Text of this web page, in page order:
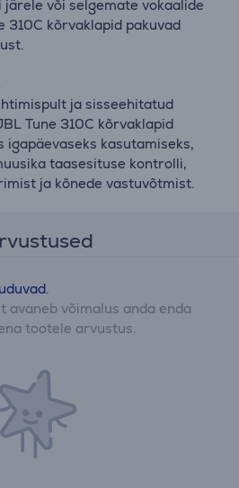
või selgemate vokaalide
310C kõrvaklapid pakuvad
ja sisseehitatud
Tune 310C kõrvaklapid
igapäevaseks kasutamiseks,
taasesituse kontrolli,
ja kõnede vastuvõtmist.
avaneb võimalus anda enda
tootele arvustus.